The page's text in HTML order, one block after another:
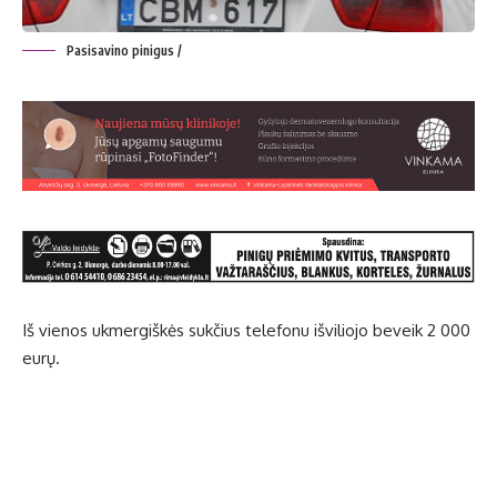
Pasisavino pinigus /
Iš vienos ukmergiškės sukčius telefonu išviliojo beveik 2 000
eurų.